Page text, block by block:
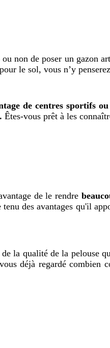
ou non de poser un gazon
le sol, vous n’y
de centres sportifs
Êtes-vous prêt à les
de le rendre
des avantages qu'il
la qualité de la pelouse
déjà regardé combien